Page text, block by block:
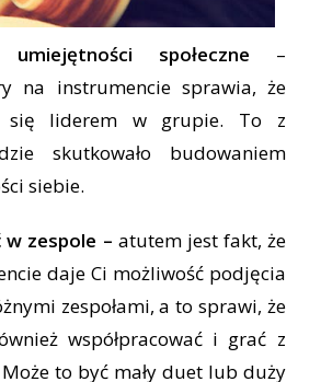
umiejętności społeczne –
na instrumencie sprawia, że
się liderem w grupie. To z
skutkowało budowaniem
siebie.
w zespole – atutem jest fakt, że
daje Ci możliwość podjęcia
zespołami, a to sprawi, że
współpracować i grać z
to być mały duet lub duży